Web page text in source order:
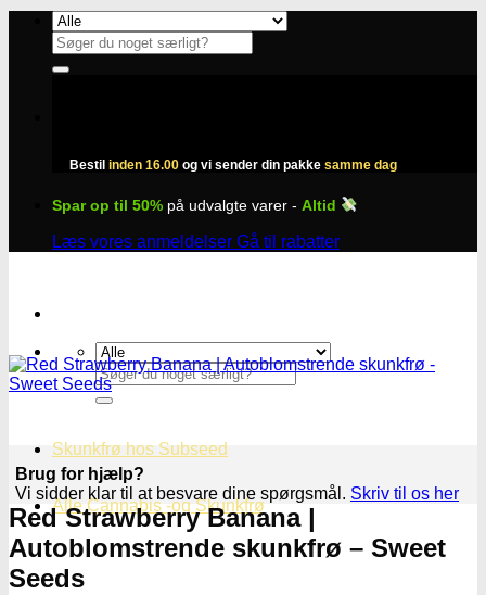
Fortsæt
indhold
Søg
efter:
Bestil inden 16.00 og vi sender din pakke samme dag
Spar op til 50% på udvalgte varer - Altid
Læs vores anmeldelser Gå til rabatter
Søg
efter:
Skunkfrø hos Subseed
Alle Cannabis -og Skunkfrø
Brug for hjælp?
Vi sidder klar til at besvare dine spørgsmål. Skriv til os her
Red Strawberry Banana |
Autoblomstrende skunkfrø – Sweet
Seeds